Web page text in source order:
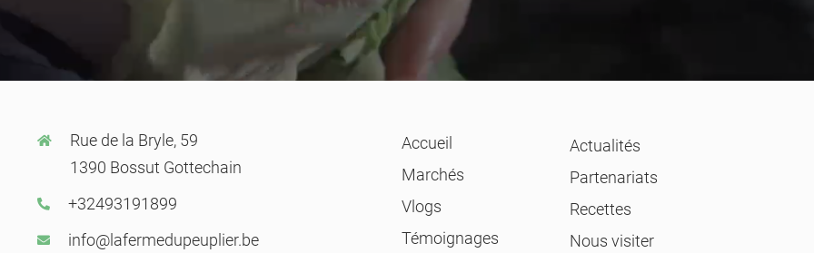
Rue de la Bryle, 59
1390 Bossut Gottechain
+32493191899
info@lafermedupeuplier.be
Accueil
Marchés
Vlogs
Témoignages
Actualités
Partenariats
Recettes
Nous visiter